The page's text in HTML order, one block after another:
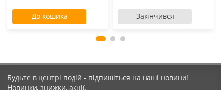
До кошика Закінчився
Будьте в центрі подій - підпишіться на наші новини!
Новинки, знижки, акції.